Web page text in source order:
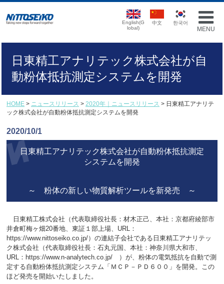
MENU
English(G
lobal)
中文 한국어
日東精工アナリテック株式会社が自
動粉体抵抗測定システムを開発
HOME > ニュースリリース > 2020年｜ニュースリリース > 日東精工アナリテ
ック株式会社が自動粉体抵抗測定システムを開発
2020/10/1
日東精工アナリテック株式会社が自動粉体抵抗測定
システムを開発
～ 粉体の新しい物質解析ツールを新発売 ～
日東精工株式会社（代表取締役社長：材木正己、本社：京都府綾部市
井倉町梅ヶ畑20番地、東証１部上場、URL：
https://www.nittoseiko.co.jp/）の連結子会社である日東精工アナリテッ
ク株式会社（代表取締役社長：石丸元国、本社：神奈川県大和市、
URL：https://www.n-analytech.co.jp/ ）が、粉体の電気抵抗を自動で測
定する自動粉体抵抗測定システム「ＭＣＰ－ＰＤ６００」を開発。この
ほど発売を開始いたしました。